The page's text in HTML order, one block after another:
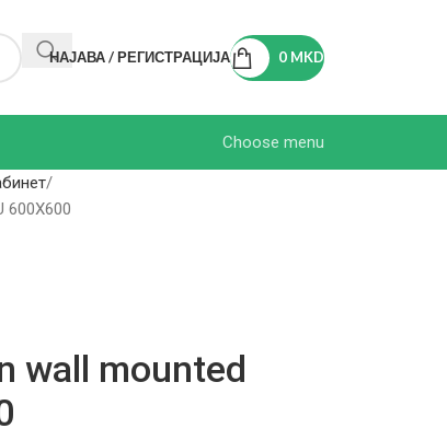
НАЈАВА / РЕГИСТРАЦИЈА 0 MKD
Choose menu
600X600
wall mounted